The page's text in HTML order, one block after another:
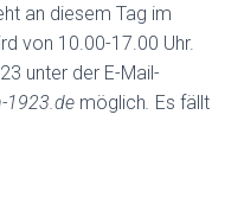
T
E
an diesem Tag im
von 10.00-17.00 Uhr.
unter der E-Mail-
1923.de möglich. Es fällt